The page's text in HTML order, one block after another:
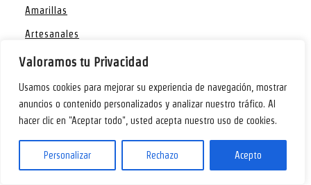
Valoramos tu Privacidad
Usamos cookies para mejorar su experiencia de navegación, mostrar
anuncios o contenido personalizados y analizar nuestro tráfico. Al
hacer clic en "Aceptar todo", usted acepta nuestro uso de cookies.
Personalizar Rechazo Acepto
Amarillas
Artesanales
Azulejos para cocina
Barras
Cemento